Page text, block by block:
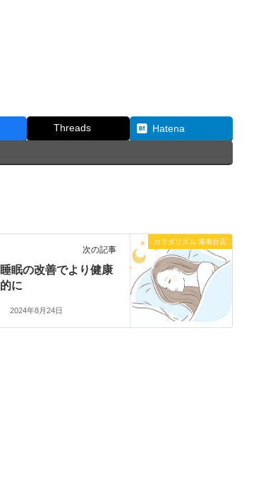
Threads Hatena
カラダリズム 港南台店
次の記事
睡眠の改善でより健康
的に
2024年8月24日